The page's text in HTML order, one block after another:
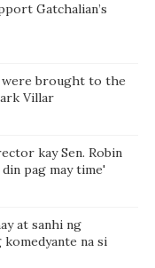
Gatchalian’s
were brought to the
Villar
kay Sen. Robin
pag may time'
at sanhi ng
komedyante na si